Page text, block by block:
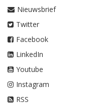
Nieuwsbrief
Twitter
Facebook
LinkedIn
Youtube
Instagram
RSS